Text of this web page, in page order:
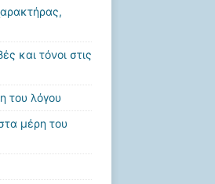
και τόνοι στις
του λόγου
μέρη του